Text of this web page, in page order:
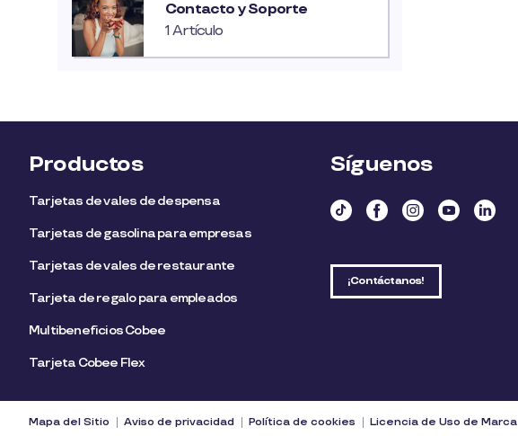
Contacto y Soporte
1 Artículo
Productos
Tarjetas de vales de despensa
Tarjetas de gasolina para empresas
Tarjetas de vales de restaurante
Tarjeta de regalo para empleados​
Multibeneficios Cobee
Tarjeta Cobee Flex
Síguenos
¡Contáctanos!
Mapa del Sitio Aviso de privacidad Política de cookies Licencia de Uso de Marca